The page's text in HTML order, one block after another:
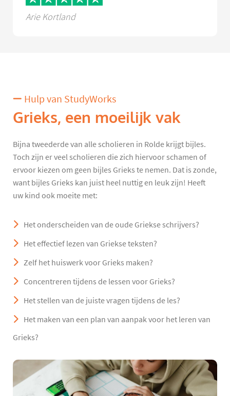
Arie Kortland
Hulp van StudyWorks
Grieks, een moeilijk vak
Bijna tweederde van alle scholieren in Rolde krijgt bijles.
Toch zijn er veel scholieren die zich hiervoor schamen of
ervoor kiezen om geen bijles Grieks te nemen. Dat is zonde,
want bijles Grieks kan juist heel nuttig en leuk zijn! Heeft
uw kind ook moeite met:
Het onderscheiden van de oude Griekse schrijvers?
Het effectief lezen van Griekse teksten?
Zelf het huiswerk voor Grieks maken?
Concentreren tijdens de lessen voor Grieks?
Het stellen van de juiste vragen tijdens de les?
Het maken van een plan van aanpak voor het leren van
Grieks?